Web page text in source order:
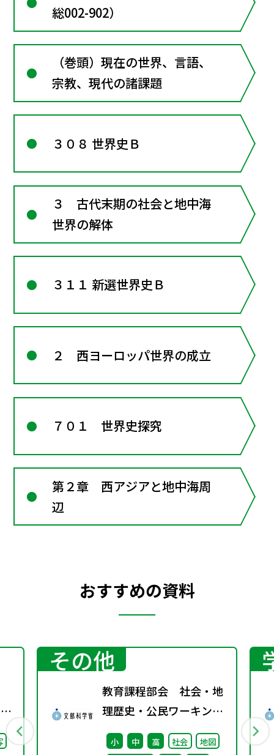
総002-902）
（巻頭）現在の世界、言語、
宗教、現代の諸課題
３０８ 世界史Ｂ
３ 古代末期の社会と地中海
世界の解体
３１１ 新選世界史Ｂ
２ 西ヨーロッパ世界の成立
７０１ 世界史探究
第２章 西アジアと地中海周
辺
おすすめの資料
その他
教育課程部会 社会・地
理歴史・公民ワーキング
（第10回） 配付資料
小 中 高 社会
地図